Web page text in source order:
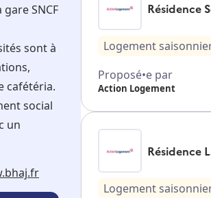
SNCF
sont à
cafétéria.
social
un
Résidence
Logement
Proposé•e par
Action Logement
Résidence
Logement